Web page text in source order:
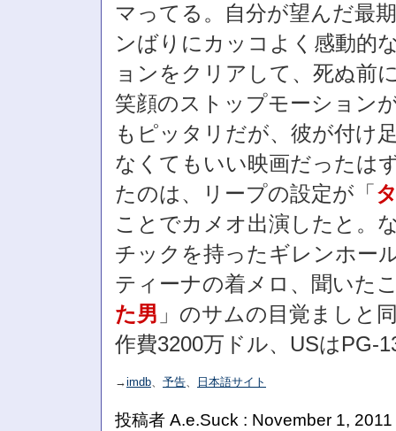
マってる。自分が望んだ最
ンばりにカッコよく感動的
ョンをクリアして、死ぬ前
笑顔のストップモーション
もピッタリだが、彼が付け
なくてもいい映画だったは
たのは、リープの設定が「
ことでカメオ出演したと。
チックを持ったギレンホー
ティーナの着メロ、聞いた
た男 」のサムの目覚ましと
作費3200万ドル、USはPG-
→imdb、 予告、 日本語サイト
投稿者 A.e.Suck : November 1,